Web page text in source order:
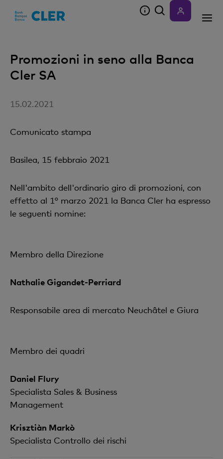
Promozioni in seno alla Banca
Cler SA
15.02.2021
Comunicato stampa
Basilea, 15 febbraio 2021
Nell'ambito dell'ordinario giro di promozioni, con
effetto al 1° marzo 2021 la Banca Cler ha espresso
le seguenti nomine:
Membro della Direzione
Nathalie Gigandet-Perriard
Responsabile area di mercato Neuchâtel e Giura
Membro dei quadri
Daniel Flury
Specialista Sales & Business
Management
Krisztiàn Markò
Specialista Controllo dei rischi